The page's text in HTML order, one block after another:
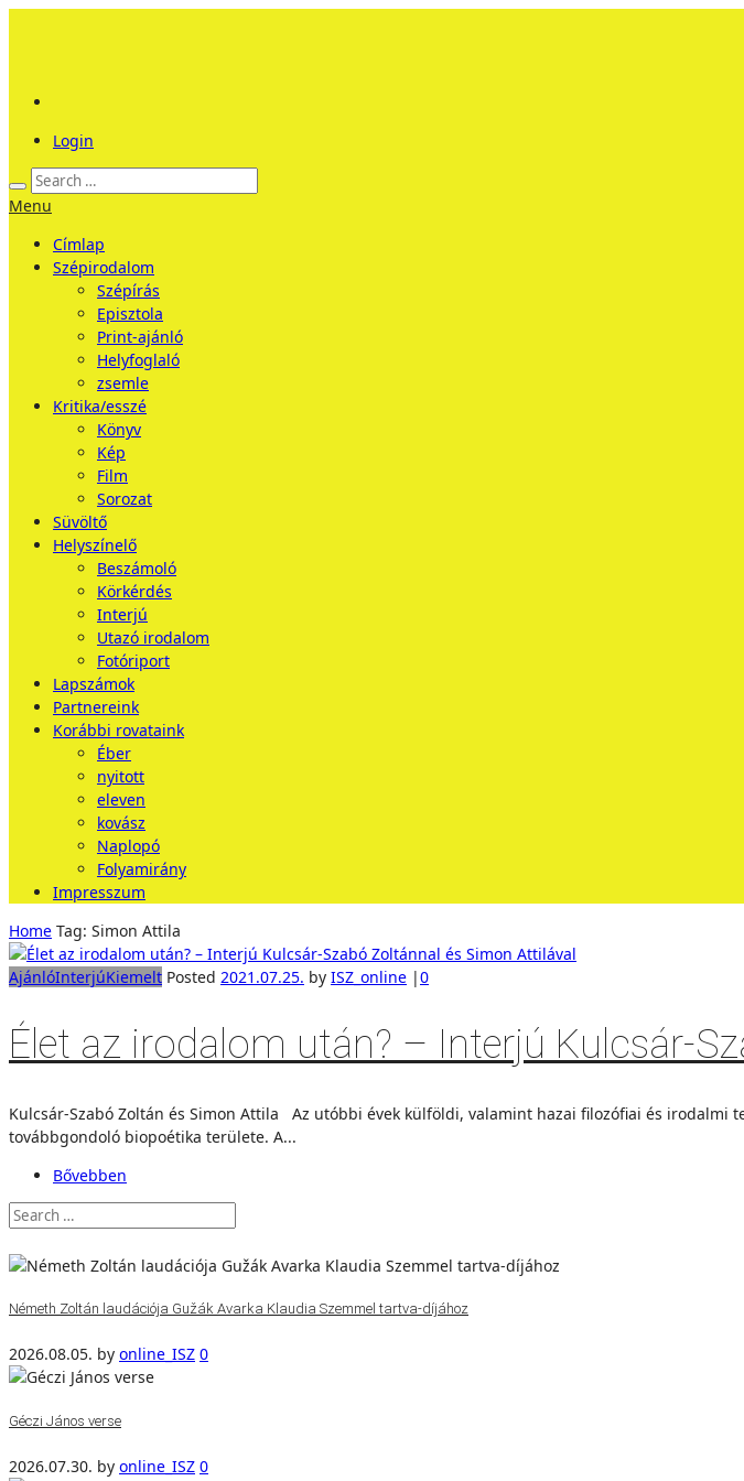
Login
Menu
Címlap
Szépirodalom
Szépírás
Episztola
Print-ajánló
Helyfoglaló
zsemle
Kritika/esszé
Könyv
Kép
Film
Sorozat
Süvöltő
Helyszínelő
Beszámoló
Körkérdés
Interjú
Utazó irodalom
Fotóriport
Lapszámok
Partnereink
Korábbi rovataink
Éber
nyitott
eleven
kovász
Naplopó
Folyamirány
Impresszum
Home Tag: Simon Attila
AjánlóInterjúKiemelt Posted 2021.07.25. by ISZ_online |0
Élet az irodalom után? – Interjú Kulcsár-
Kulcsár-Szabó Zoltán és Simon Attila Az utóbbi évek külföldi, valamint hazai filozófiai és irodalmi
továbbgondoló biopoétika területe. A...
Bővebben
Németh Zoltán laudációja Gužák Avarka Klaudia Szemmel tartva-díjához
2026.08.05. by online_ISZ 0
Géczi János verse
2026.07.30. by online_ISZ 0